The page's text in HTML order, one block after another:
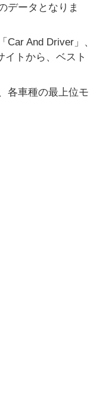
データとなりま
And Driver」、
イトから、ベスト
各車種の最上位モ